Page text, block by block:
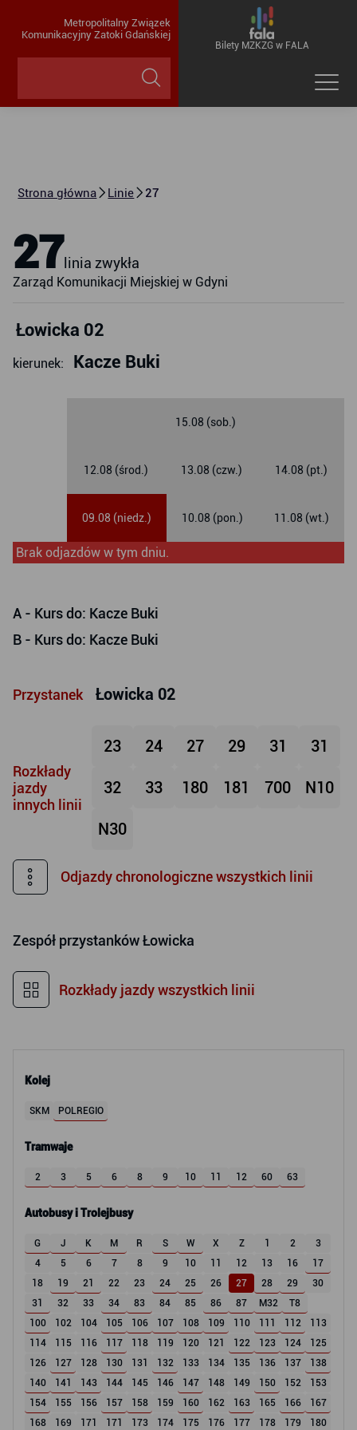
Metropolitalny Związek
Komunikacyjny Zatoki Gdańskiej
Bilety MZKZG w FALA
Strona główna Linie 27
Kolej
SKM POLREGIO
Tramwaje
2 3 5 6 8 9 10 11 12 60 63
Autobusy i Trolejbusy
G J K M R S W X Z 1 2
3
4
5 6 7 8 9 10 11 12 13 16
17
18
19 21 22 23 24 25 26 27 28 29
30
31
32 33 34 83 84 85 86 87 M32
T8
100
102 104 105 106 107 108 109 110 111 112
113
114
115 116 117 118 119 120 121 122 123 124
125
126
127 128 130 131 132 133 134 135 136 137
138
140
141 143 144 145 146 147 148 149 150 152
153
154
155 156 157 158 159 160 162 163 165 166
167
168
169 171 171 173 174 175 176 177 178 179
180
27 linia zwykła
Zarząd Komunikacji Miejskiej w Gdyni
Łowicka 02
kierunek: Kacze Buki
09.08 (niedz.) 10.08 (pon.) 11.08 (wt.)
12.08 (środ.) 13.08 (czw.) 14.08 (pt.)
15.08 (sob.)
Brak odjazdów w tym dniu.
A - Kurs do: Kacze Buki
B - Kurs do: Kacze Buki
Przystanek Łowicka 02
Rozkłady
jazdy
innych linii
23 24 27 29 31 31
32 33 180 181 700 N10
N30
Odjazdy chronologiczne wszystkich linii
Zespół przystankówŁowicka
Rozkłady jazdy wszystkich linii